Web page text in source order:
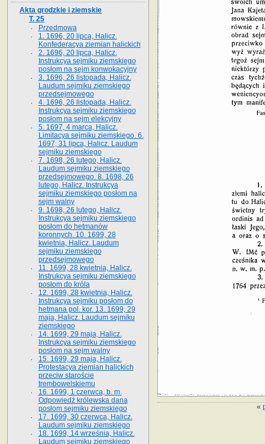
«
Akta grodzkie i ziemskie
T. 25
Przedmowa
1. 1696, 20 lipca, Halicz.
Konfederacya ziemian halickich
2. 1696, 20 lipca, Halicz.
Instrukcya sejmiku ziemskiego
posłom na sejm konwokacyjny
3. 1696, 26 listopada, Halicz.
Laudum sejmiku ziemskiego
przedsejmowego
4. 1696, 26 listopada, Halicz.
Instrukcya sejmiku ziemskiego
posłom na sejm elekcyjny
5. 1697, 4 marca, Halicz.
Limitacya sejmiku ziemskiego. 6.
1697, 31 lipca, Halicz. Laudum
sejmiku ziemskiego
7. 1698, 26 lutego, Halicz.
Laudum sejmiku ziemskiego
przedsejmowego. 8. 1698, 26
lutego, Halicz. Instrukcya
sejmiku ziemskiego posłom na
sejm walny
9. 1698, 26 lutego, Halicz.
Instrukcya sejmiku ziemskiego
posłom do hetmanów
koronnych. 10. 1699, 28
kwietnia, Halicz. Laudum
sejmiku ziemskiego
przedsejmowego
11. 1699, 28 kwietnia, Halicz.
Instrukcya sejmiku ziemskiego
posłom do króla
12. 1699, 28 kwietnia, Halicz.
Instrukcya sejmiku posłom do
hetmana pol. kor. 13. 1699, 29
maja, Halicz. Laudum sejmiku
ziemskiego
14. 1699, 29 maja, Halicz.
Instrukcya sejmiku ziemskiego
posłom na sejm walny
15. 1699, 29 maja, Halicz.
Protestacya ziemian halickich
przeciw staroście
trembowelskiemu
16. 1699, 1 czerwca, b. m.
Odpowiedź królewska dana
posłom sejmiku ziemskiego
17. 1699, 30 czerwca, Halicz.
Laudum sejmiku ziemskiego
18. 1699, 14 września, Halicz.
Laudum sejmiku ziemskiego